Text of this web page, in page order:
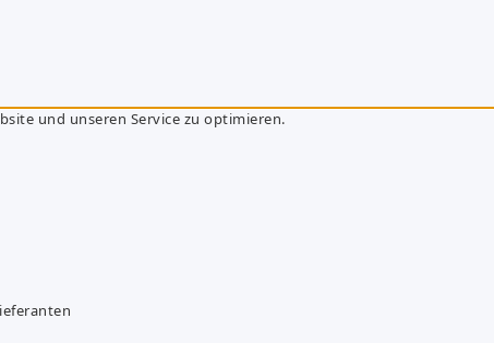
und unseren Service zu optimieren.